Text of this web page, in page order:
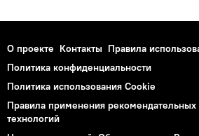
О проекте Контакты Правила
Политика конфиденциальности
Политика использования Cookie
Правила применения рекомендательных
технологий